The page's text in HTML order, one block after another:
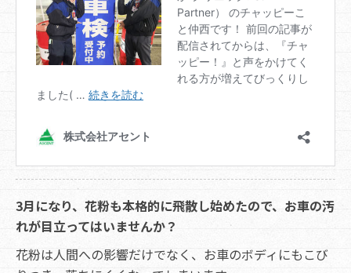
3月になり、花粉も本格的に飛散し始めたので、お車の汚
れが目立ってはいませんか？
花粉は人間への影響だけでなく、お車のボディにもこび